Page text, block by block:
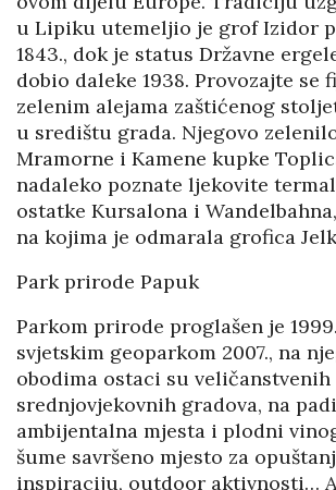
u Lipiku utemeljio je grof Izidor
1843., dok je status Državne
dobio daleke 1938. Provozajte se
zelenim alejama zaštićenog
u središtu grada. Njegovo
Mramorne i Kamene kupke
nadaleko poznate ljekovite
ostatke Kursalona i
na kojima je odmarala grofica
Park prirode Papuk
Parkom prirode proglašen je
svjetskim geoparkom 2007., na
obodima ostaci su veličanstvenih
srednjovjekovnih gradova, na
ambijentalna mjesta i plodni
šume savršeno mjesto za
inspiraciju, outdoor aktivnosti…